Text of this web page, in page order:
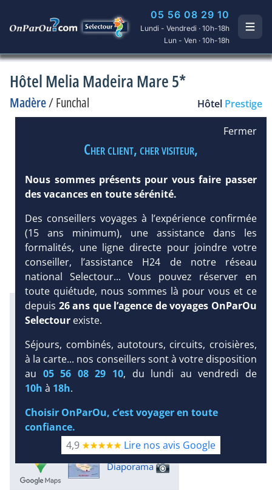
05 56 08 29 10
Lundi - Vendredi · 10h-18h
Lun - Ven · 10h-18h
Hôtel Melia Madeira Mare 5*
Madère/Funchal Hôtel Prestige
Infos météo :
24 °C
25 mm
Dist.Distance:
40 m
Long.Longueur:
80 m
Équipement :
220
Tx
Infos golfs :
dont le plus proche à 11 km de
Diaporama
Fermer
Cher client, cher visiteur,
Nous sommes présents pour vous faire passer
des vacances en toute sérénité.
Des conseillers voyages à l’expérience confirmée
(15 ans minimum), une assistance dans les
formalités, une ligne directe pour joindre votre
conseiller, l’assistance H24 de notre réseau
national Selectour... Vous pouvez réserver en
toute quiétude, nous sommes là pour vous et ce
depuis 26 ans que l’agence de voyages OnParOu
Selectour existe.
Séjours, combinés, autotours, circuits, croisières,
à la carte... nos conseillers sont à votre disposition
au 05 56 08 29 10, du lundi au vendredi de
10h à 18h.
Choisir OnParOu, c’est voyager en toute
confiance.
4,9
Lire nos avis Google